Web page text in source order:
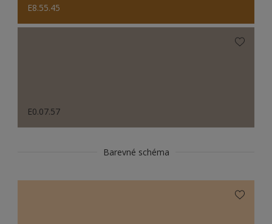
E8.55.45
E0.07.57
Barevné schéma